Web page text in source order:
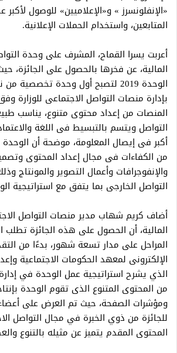
«الإنفلونسرز » و«الإعلاميين» للوصول
المتابعين، واستخدام الحملات الإعلانية.
أعربت يسرا القماح، المشرف على وحدة
المالية، عن فخرها بالحصول على الجائزة،
الوحدة 2019 لتصبح أول وحدة تخصصية
بإدارة منصات التواصل الاجتماعى للوزارة
المنصات من إعداد محتوى متنوع، يناسب
التواصل ويتسم بالتبسيط فى اللغة
أكبر فى إيصال المعلومة، موضحة أن
من الكفاءات فى مجال إعداد المحتوى
والإنفوجرافات وأعمال التصوير والمونتاج
التواصل الخارجى بما يتفق مع استراتيجية
أضاف كريم شهاب مدير منصات التواصل
المالية، أن الحصول على هذه الجائزة تطلب
المراحل على مدار تسعة شهور، بدءًا من
الإلكترونى لمعهد الحكومات الاجتماعية
الذي يشرح استراتيجية عمل الوحدة في
من المحتوى المتنوع الذى تقوم الوحدة
ومؤشرات الصفحة، حيث تم العرض على
للجائزة من ذوي الخبرة في مجال التواصل
المحتوى المقدم يتميز عن مثيله بالتنوع